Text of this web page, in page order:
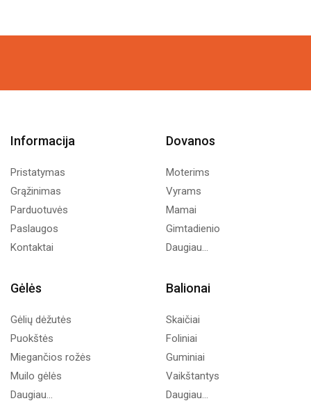
Informacija
Pristatymas
Grąžinimas
Parduotuvės
Paslaugos
Kontaktai
Dovanos
Moterims
Vyrams
Mamai
Gimtadienio
Daugiau...
Gėlės
Gėlių dėžutės
Puokštės
Miegančios rožės
Muilo gėlės
Daugiau...
Balionai
Skaičiai
Foliniai
Guminiai
Vaikštantys
Daugiau...